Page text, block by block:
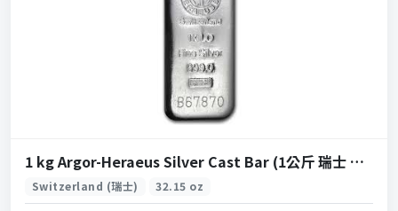
1 kg Argor-Heraeus Silver Cast Bar (1公斤 瑞士 阿爾戈賀利氏.999 銀條)
Switzerland (瑞士) 32.15 oz